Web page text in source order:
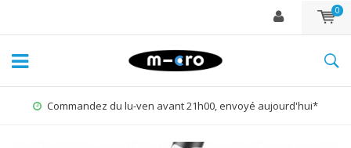
0
Commandez du lu-ven avant 21h00, envoyé aujourd'hui*